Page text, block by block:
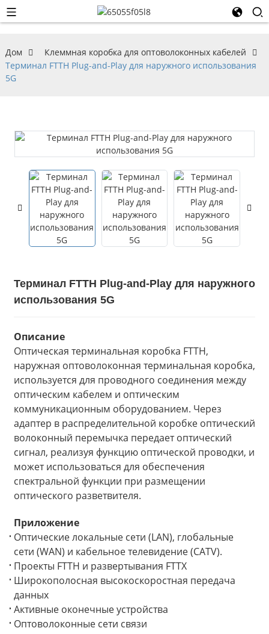
Дом
Клеммная коробка для оптоволоконных кабелей
Терминал FTTH Plug-and-Play для наружного использования
5G
Терминал FTTH Plug-and-Play для наружного
использования 5G
Описание
Оптическая терминальная коробка FTTH,
наружная оптоволоконная терминальная коробка,
используется для проводного соединения между
оптическим кабелем и оптическим
коммуникационным оборудованием. Через
адаптер в распределительной коробке оптический
волоконный перемычка передает оптический
сигнал, реализуя функцию оптической проводки, и
может использоваться для обеспечения
спектральной функции при размещении
оптического разветвителя.
Приложение
Оптические локальные сети (LAN), глобальные
сети (WAN) и кабельное телевидение (CATV).
Проекты FTTH и развертывания FTTX
Широкополосная высокоскоростная передача
данных
Активные оконечные устройства
Оптоволоконные сети связи